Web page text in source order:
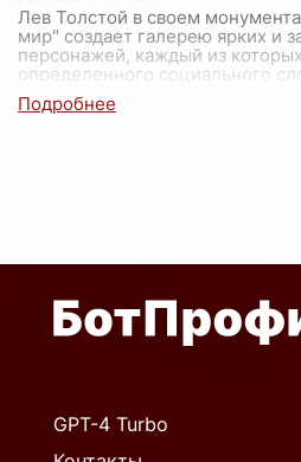
Лев Толстой в своем
мир" создает галерею ярких и
персонажей, каждый из
определенного социального
GPT-4 Turbo